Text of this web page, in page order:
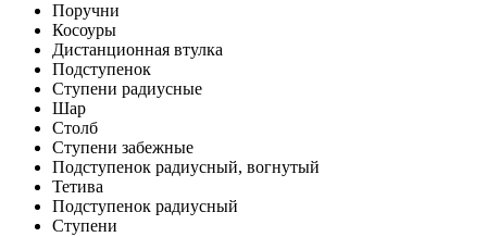
Поручни
Косоуры
Дистанционная втулка
Подступенок
Ступени радиусные
Шар
Столб
Ступени забежные
Подступенок радиусный, вогнутый
Тетива
Подступенок радиусный
Ступени